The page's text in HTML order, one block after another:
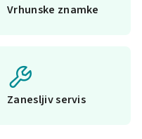
Vrhunske znamke
Zanesljiv servis